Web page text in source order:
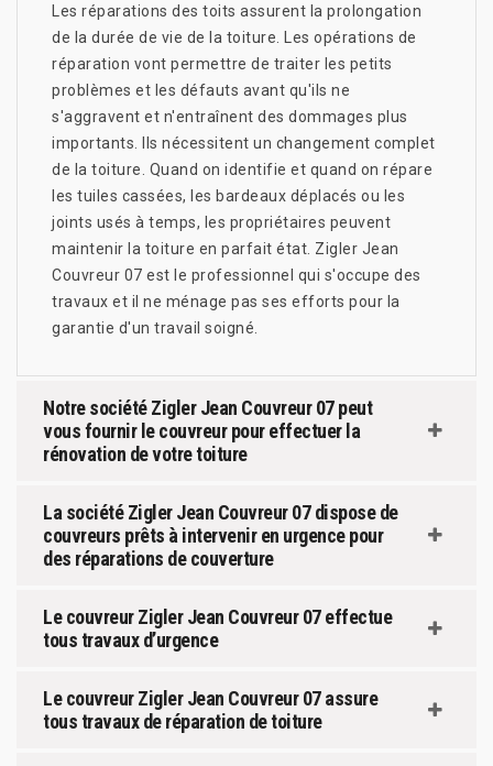
Les réparations des toits assurent la prolongation
de la durée de vie de la toiture. Les opérations de
réparation vont permettre de traiter les petits
problèmes et les défauts avant qu'ils ne
s'aggravent et n'entraînent des dommages plus
importants. Ils nécessitent un changement complet
de la toiture. Quand on identifie et quand on répare
les tuiles cassées, les bardeaux déplacés ou les
joints usés à temps, les propriétaires peuvent
maintenir la toiture en parfait état. Zigler Jean
Couvreur 07 est le professionnel qui s'occupe des
travaux et il ne ménage pas ses efforts pour la
garantie d'un travail soigné.
Notre société Zigler Jean Couvreur 07 peut
vous fournir le couvreur pour effectuer la
rénovation de votre toiture
La société Zigler Jean Couvreur 07 dispose de
couvreurs prêts à intervenir en urgence pour
des réparations de couverture
Le couvreur Zigler Jean Couvreur 07 effectue
tous travaux d’urgence
Le couvreur Zigler Jean Couvreur 07 assure
tous travaux de réparation de toiture